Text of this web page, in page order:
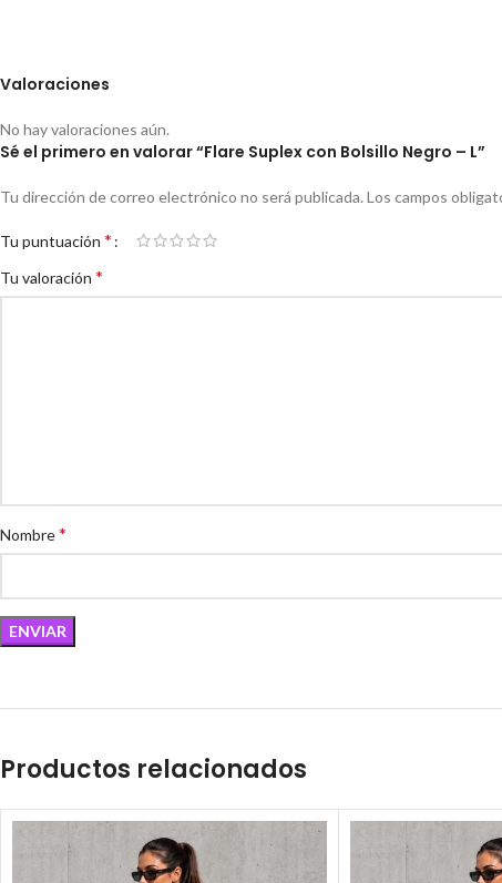
Valoraciones
No hay valoraciones aún.
Sé el primero en valorar “Flare Suplex con Bolsillo Negro – L”
Tu dirección de correo electrónico no será publicada. Los campos
Tu puntuación *
Tu valoración *
Nombre*
Productos relacionados